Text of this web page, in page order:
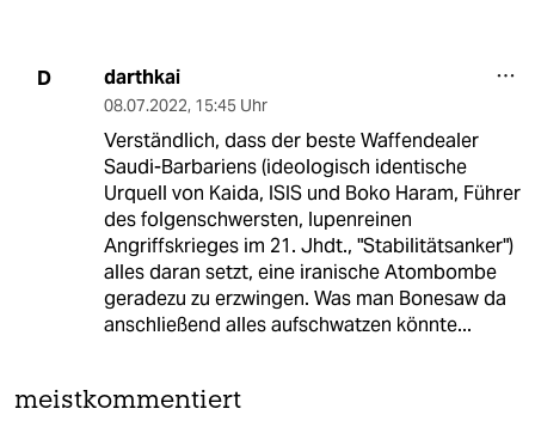
D darthkai
08.07.2022, 15:45 Uhr
Verständlich, dass der beste Waffendealer
Saudi-Barbariens (ideologisch identische
Urquell von Kaida, ISIS und Boko Haram, Führer
des folgenschwersten, lupenreinen
Angriffskrieges im 21. Jhdt., "Stabilitätsanker")
alles daran setzt, eine iranische Atombombe
geradezu zu erzwingen. Was man Bonesaw da
anschließend alles aufschwatzen könnte...
meistkommentiert